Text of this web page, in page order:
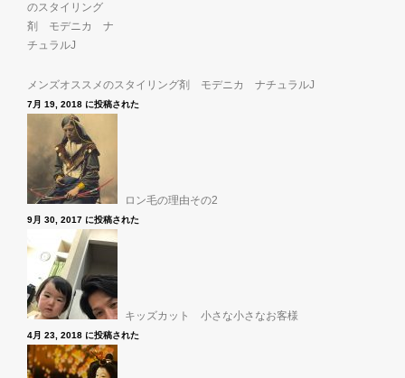
メンズオススメのスタイリング剤 モデニカ ナチュラルJ
7月 19, 2018 に投稿された
ロン毛の理由その2
9月 30, 2017 に投稿された
キッズカット 小さな小さなお客様
4月 23, 2018 に投稿された